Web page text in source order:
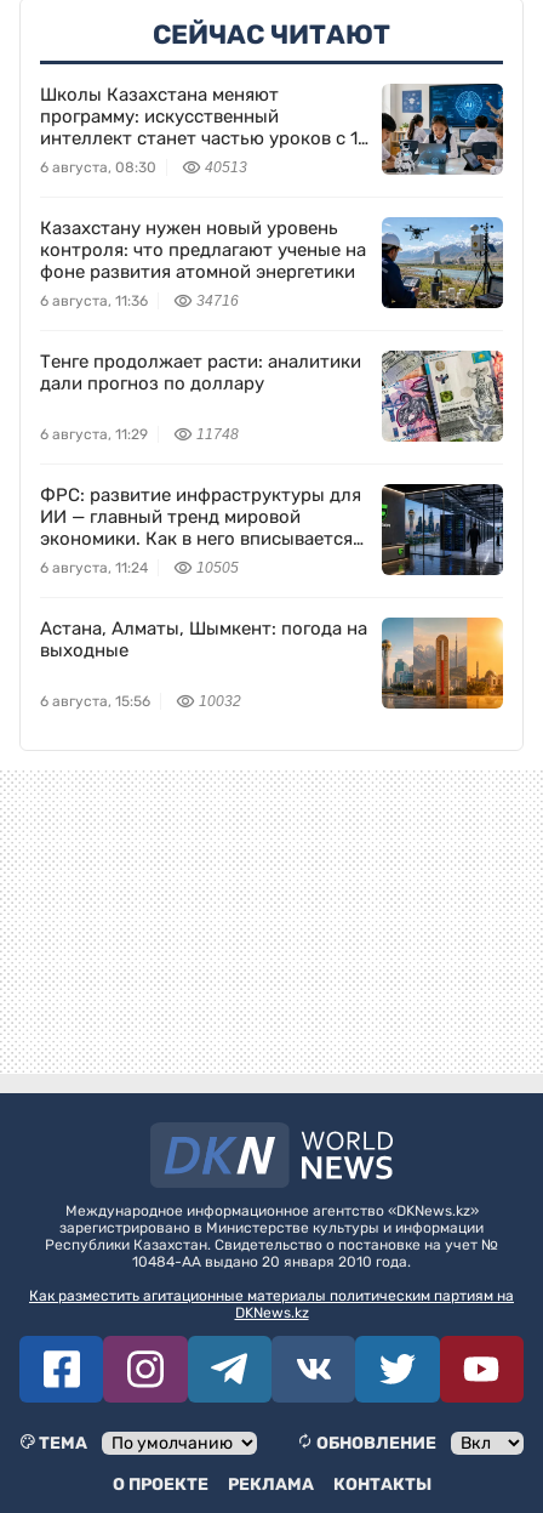
СЕЙЧАС ЧИТАЮТ
Школы Казахстана меняют
программу: искусственный
интеллект станет частью уроков с 1
класса
6 августа, 08:30 40513
Казахстану нужен новый уровень
контроля: что предлагают ученые на
фоне развития атомной энергетики
6 августа, 11:36 34716
Тенге продолжает расти: аналитики
дали прогноз по доллару
6 августа, 11:29 11748
ФРС: развитие инфраструктуры для
ИИ — главный тренд мировой
экономики. Как в него вписывается
Freedom Holding Corp.
6 августа, 11:24 10505
Астана, Алматы, Шымкент: погода на
выходные
6 августа, 15:56 10032
Международное информационное агентство «DKNews.kz»
зарегистрировано в Министерстве культуры и информации
Республики Казахстан. Свидетельство о постановке на учет №
10484-АА выдано 20 января 2010 года.
Как разместить агитационные материалы политическим партиям на
DKNews.kz
ТЕМА
ОБНОВЛЕНИЕ
О ПРОЕКТЕ
РЕКЛАМА КОНТАКТЫ